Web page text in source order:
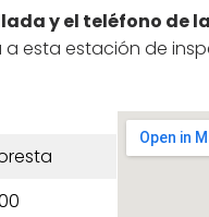
y el teléfono de
esta estación de